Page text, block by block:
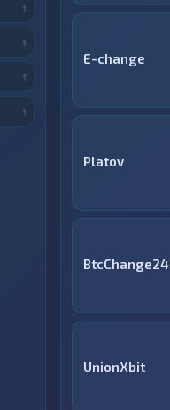
E-change
Platov
BtcChange24
UnionXbit
1
1
1
1